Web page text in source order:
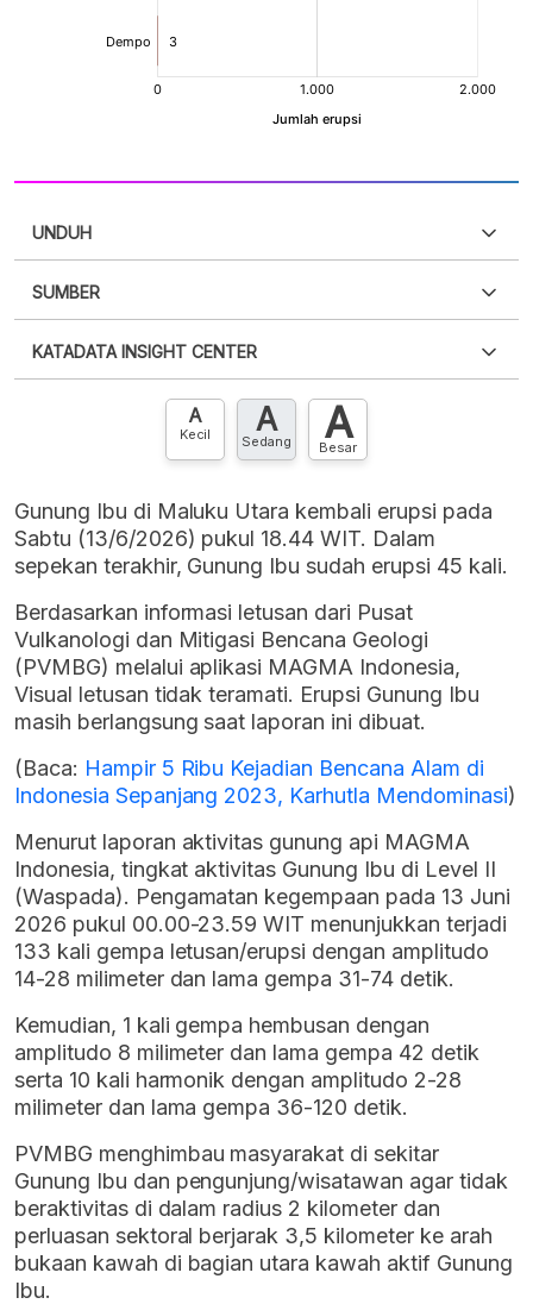
UNDUH
XLS
SUMBER
punya akun?Silakan Daftar sekarang
KATADATA INSIGHT CENTER
Hubungi sekarang »
A
Kecil A
Sedang A
Besar
Gunung Ibu di Maluku Utara kembali erupsi pada
Sabtu (13/6/2026) pukul 18.44 WIT. Dalam
sepekan terakhir, Gunung Ibu sudah erupsi 45 kali.
Berdasarkan informasi letusan dari Pusat
Vulkanologi dan Mitigasi Bencana Geologi
(PVMBG) melalui aplikasi MAGMA Indonesia,
Visual letusan tidak teramati. Erupsi Gunung Ibu
masih berlangsung saat laporan ini dibuat.
(Baca: Hampir 5 Ribu Kejadian Bencana Alam di
Indonesia Sepanjang 2023, Karhutla Mendominasi)
Menurut laporan aktivitas gunung api MAGMA
Indonesia, tingkat aktivitas Gunung Ibu di Level II
(Waspada). Pengamatan kegempaan pada 13 Juni
2026 pukul 00.00-23.59 WIT menunjukkan terjadi
133 kali gempa letusan/erupsi dengan amplitudo
14-28 milimeter dan lama gempa 31-74 detik.
Kemudian, 1 kali gempa hembusan dengan
amplitudo 8 milimeter dan lama gempa 42 detik
serta 10 kali harmonik dengan amplitudo 2-28
milimeter dan lama gempa 36-120 detik.
PVMBG menghimbau masyarakat di sekitar
Gunung Ibu dan pengunjung/wisatawan agar tidak
beraktivitas di dalam radius 2 kilometer dan
perluasan sektoral berjarak 3,5 kilometer ke arah
bukaan kawah di bagian utara kawah aktif Gunung
Ibu.